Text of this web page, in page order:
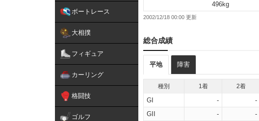
ボートレース
大相撲
フィギュア
カーリング
格闘技
ゴルフ
496kg
2002/12/18 00:00
総合成績
平地 障害
種別 1着 2着
GI - -
GII
- -